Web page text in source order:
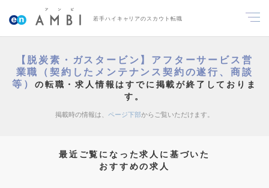
若手ハイキャリアのスカウト転職
【脱炭素・ガスタービン】アフターサービス営
業職（契約したメンテナンス契約の遂行、商談
等） の転職・求人情報はすでに掲載が終了しておりま
す。
掲載時の情報は、 ページ下部からご覧いただけます。
最近ご覧になった求人に基づいた
おすすめの求人